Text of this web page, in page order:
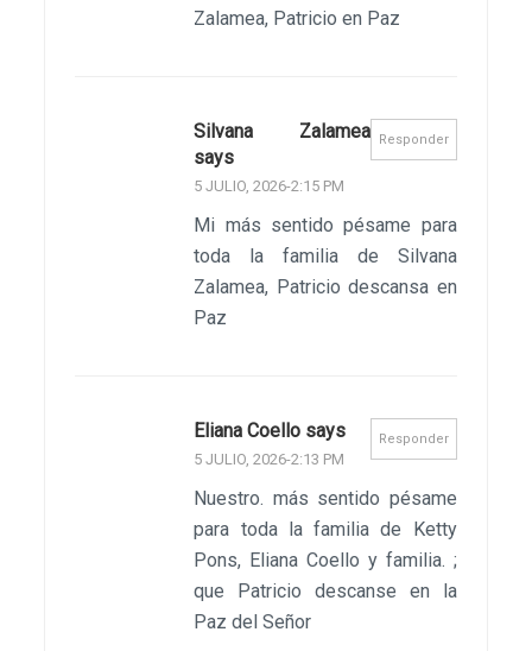
Zalamea, Patricio en Paz
Responder
Silvana Zalamea
says
5 JULIO, 2026-2:15 PM
Mi más sentido pésame para
toda la familia de Silvana
Zalamea, Patricio descansa en
Paz
Responder
Eliana Coello says
5 JULIO, 2026-2:13 PM
Nuestro. más sentido pésame
para toda la familia de Ketty
Pons, Eliana Coello y familia. ;
que Patricio descanse en la
Paz del Señor